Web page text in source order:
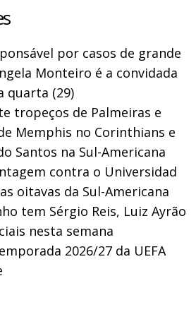
por casos de grande
Monteiro é a convidada
quarta (29)
tropeços de Palmeiras e
Memphis no Corinthians e
Santos na Sul-Americana
contra o Universidad
oitavas da Sul-Americana
tem Sérgio Reis, Luiz Ayrão
nesta semana
2026/27 da UEFA